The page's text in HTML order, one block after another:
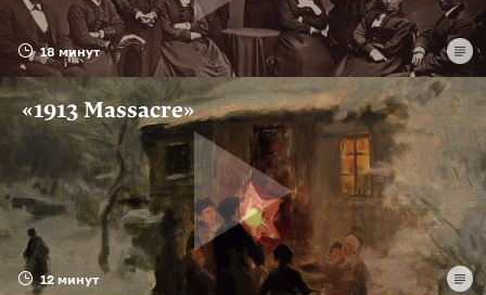
18 минут
12 минут
«1913 Massacre»